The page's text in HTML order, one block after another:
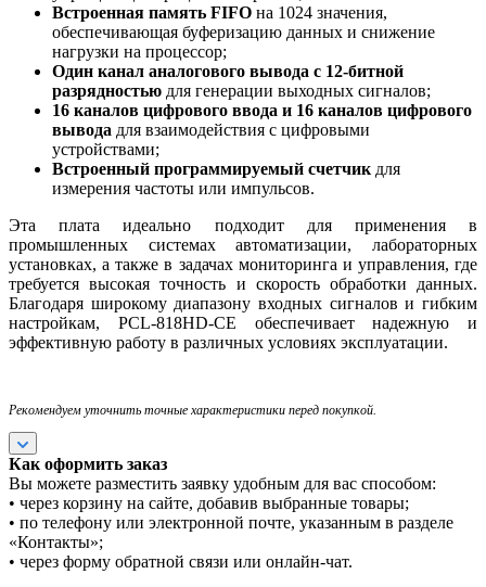
Встроенная память FIFO на 1024 значения,
обеспечивающая буферизацию данных и снижение
нагрузки на процессор;
Один канал аналогового вывода с 12-битной
разрядностью для генерации выходных сигналов;
16 каналов цифрового ввода и 16 каналов цифрового
вывода для взаимодействия с цифровыми
устройствами;
Встроенный программируемый счетчик для
измерения частоты или импульсов.
Эта плата идеально подходит для применения в
промышленных системах автоматизации, лабораторных
установках, а также в задачах мониторинга и управления, где
требуется высокая точность и скорость обработки данных.
Благодаря широкому диапазону входных сигналов и гибким
настройкам, PCL-818HD-CE обеспечивает надежную и
эффективную работу в различных условиях эксплуатации.
Рекомендуем уточнить точные характеристики перед покупкой.
Как оформить заказ
Вы можете разместить заявку удобным для вас способом:
• через корзину на сайте, добавив выбранные товары;
• по телефону или электронной почте, указанным в разделе
«Контакты»;
• через форму обратной связи или онлайн-чат.